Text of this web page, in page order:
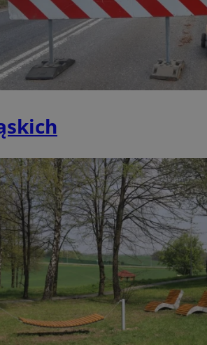
Provider/Domena
Okres
przechowywania
piekaryslaskie.com.pl
piekaryslaskie.com.pl 1 rok
1 rok
NGINX Inc.
bh.contextweb.com
Sesja
CookieScript
piekaryslaskie.com.pl
4 tygodnie 2 dni
Cloudflare Inc.
.temu.com
sekund
Google Privacy Policy